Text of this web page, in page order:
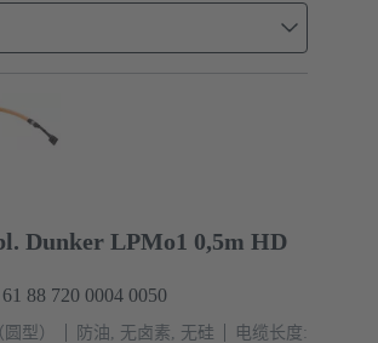
Dunker LPMo1 0,5m HD
88 720 0004 0050
型） 防油, 无卤素, 无硅
电缆长度: